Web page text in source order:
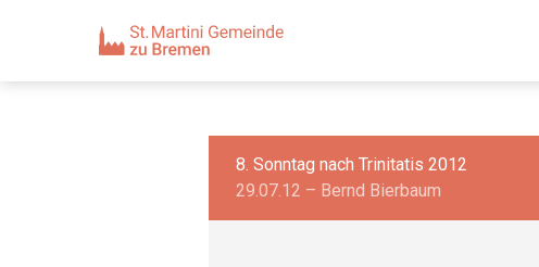
8. Sonntag nach Trinitatis 2012
29.07.12 – Bernd Bierbaum